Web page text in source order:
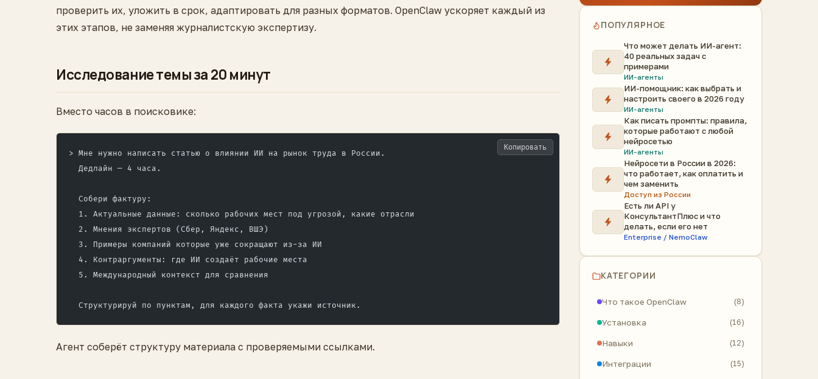
проверить их, уложить в срок, адаптировать для разных форматов. OpenClaw ускоряет каждый из
этих этапов, не заменяя журналистскую экспертизу.
Исследование темы за 20 минут
Вместо часов в поисковике:
> Мне нужно написать статью о влиянии ИИ на рынок труда в России.
  Дедлайн — 4 часа.
  Собери фактуру:
  1. Актуальные данные: сколько рабочих мест под угрозой, какие отрасли
  2. Мнения экспертов (Сбер, Яндекс, ВШЭ)
  3. Примеры компаний которые уже сокращают из-за ИИ
  4. Контраргументы: где ИИ создаёт рабочие места
  5. Международный контекст для сравнения
  Структурируй по пунктам, для каждого факта укажи источник.
Копировать
Агент соберёт структуру материала с проверяемыми ссылками.
ПОПУЛЯРНОЕ
Что может делать ИИ-агент:
40 реальных задач с
примерами
ИИ-агенты
ИИ-помощник: как выбрать и
настроить своего в 2026 году
ИИ-агенты
Как писать промпты: правила,
которые работают с любой
нейросетью
ИИ-агенты
Нейросети в России в 2026:
что работает, как оплатить и
чем заменить
Доступ из России
Есть ли API у
КонсультантПлюс и что
делать, если его нет
Enterprise / NemoClaw
КАТЕГОРИИ
Что такое OpenClaw (8)
Установка (16)
Навыки (12)
Интеграции (15)